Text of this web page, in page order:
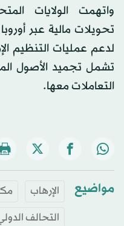
واتهمت الولايات
تحويلات مالية عبر
لدعم عمليات التنظيم
تشمل تجميد الأصول
التعاملات معها.
مواضيع الإرهاب
التحالف